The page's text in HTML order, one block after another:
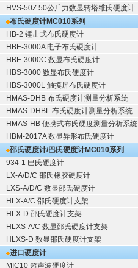
HVS-50Z 50公斤力数显转塔维氏硬度计
布氏硬度计MC010系列
HB-2 锤击式布氏硬度计
HBE-3000A 电子布氏硬度计
HBE-3000C 数显布氏硬度计
HBS-3000 数显布氏硬度计
HBS-3000L 触摸屏布氏硬度计
HMAS-DHB 布氏硬度计测量分析系统
HMAS-DHBL 布氏硬度计测量分析系统
HMAS-HB 便携式布氏硬度测量分析系统
HBM-2017A 数显异形布氏硬度计
邵氏硬度计/巴氏硬度计MC010系列
934-1 巴氏硬度计
LX-A/D/C 邵氏橡胶硬度计
LXS-A/D/C 数显邵氏硬度计
HLX-A/C 邵氏硬度计支架
HLX-D 邵氏硬度计支架
HLXS-A/C 数显邵氏硬度计支架
HLXS-D 数显邵氏硬度计支架
进口硬度计
MIC10 超声波硬度计